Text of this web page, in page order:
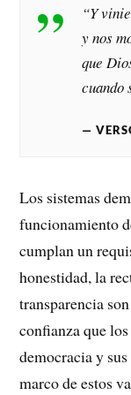
“Y
y nos
que
cuando
Los sistemas
funcionamiento
cumplan un
honestidad, la
transparencia
confianza que
democracia y
marco de estos